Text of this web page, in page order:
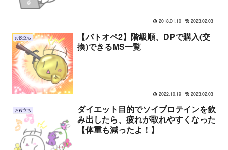
2018.01.10 2023.02.03
お役立ち
【バトオペ2】階級順、DPで購入(交
換)できるMS一覧
2022.10.19 2023.02.03
お役立ち
ダイエット目的でソイプロテインを飲
み出したら、疲れが取れやすくなった
【体重も減ったよ！】